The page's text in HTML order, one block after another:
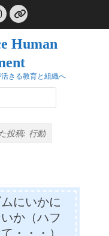
Instagram
リ
ン
ク
Human
きる教育と組織へ
投稿: 行動
にいかに
か（ハフ
・・・）